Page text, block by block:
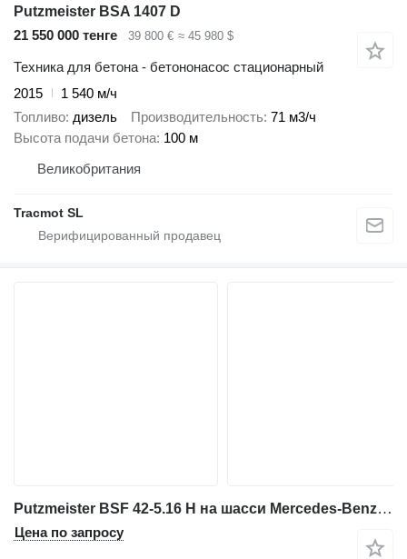
Putzmeister BSA 1407 D
21 550 000 тенге
39 800 € ≈ 45 980 $
Техника для бетона - бетононасос стационарный
2015
1 540 м/ч
Топливо дизель Производительность 71 м3/ч
Высота подачи бетона 100 м
Великобритания
Tracmot SL
Putzmeister BSF 42-5.16 H на шасси Mercedes-Benz Arocs Putzmeister 42-5.16H / New Machine
Цена по запросу